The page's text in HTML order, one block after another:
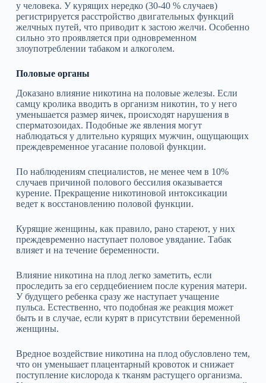
у человека. У курящих нередко (30-40 % случаев)
регистрируется расстройство двигательных функций
желчных путей, что приводит к застою желчи. Особенно
сильно это проявляется при одновременном
злоупотреблении табаком и алкоголем.
Половые органы
Доказано влияние никотина на половые железы. Если
самцу кролика вводить в организм никотин, то у него
уменьшается размер яичек, происходят нарушения в
сперматозоидах. Подобные же явления могут
наблюдаться у длительно курящих мужчин, ощущающих
преждевременное угасание половой функции.
По наблюдениям специалистов, не менее чем в 10%
случаев причиной полового бессилия оказывается
курение. Прекращение никотиновой интоксикации
ведет к восстановлению половой функции.
Курящие женщины, как правило, рано стареют, у них
преждевременно наступает половое увядание. Табак
влияет и на течение беременности.
Влияние никотина на плод легко заметить, если
проследить за его сердцебиением после курения матери.
У будущего ребенка сразу же наступает учащение
пульса. Естественно, что подобная же реакция может
быть и в случае, если курят в присутствии беременной
женщины.
Вредное воздействие никотина на плод обусловлено тем,
что он уменьшает плацентарный кровоток и снижает
поступление кислорода к тканям растущего организма.